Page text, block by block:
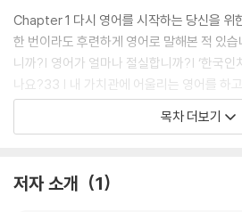
Chapter 1 다시 영어를 시작하는 당신을 위
한 번이라도 후련하게 영어로 말해본 적 있
니까?| 영어가 얼마나 절실합니까?| ‘한국인
나요?33 | 내 가치관에 어울리는 영어를 하
Chapter 2 반복되는 영어 실패, 악순환의
우리가 ‘또’ 영어 공부에 실패하는 이유| 영
스무 살, 아니 서른 살 때만이라도 돌아갈 수
목차 더보기
저자 소개 1